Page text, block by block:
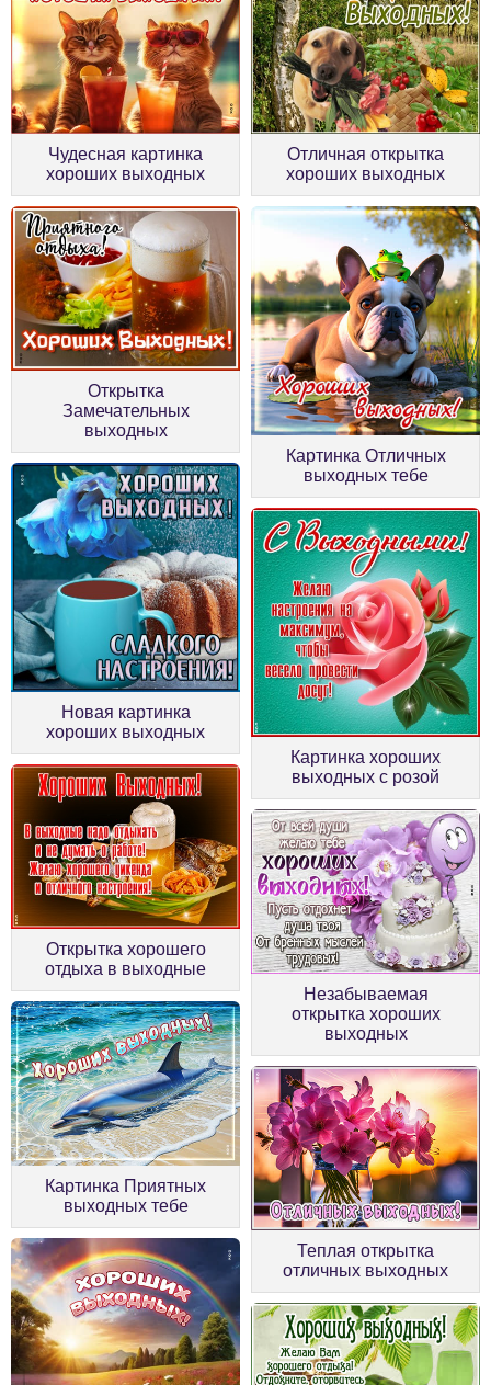
Чудесная картинка
хороших выходных
Отличная открытка
хороших выходных
Открытка
Замечательных
выходных
Картинка Отличных
выходных тебе
Новая картинка
хороших выходных
Картинка хороших
выходных с розой
Открытка хорошего
отдыха в выходные
Незабываемая
открытка хороших
выходных
Картинка Приятных
выходных тебе
Теплая открытка
отличных выходных